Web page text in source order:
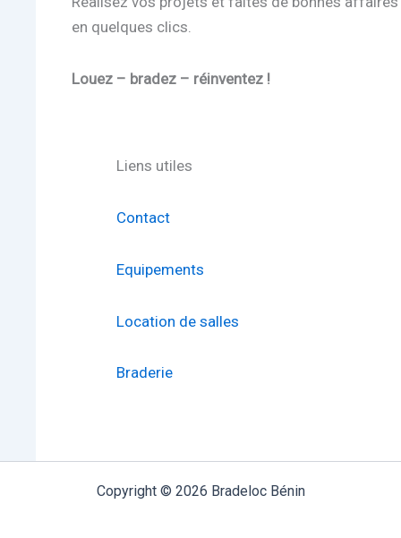
en quelques clics.
Louez – bradez – réinventez !
Liens utiles
Contact
Equipements
Location de salles
Braderie
Copyright © 2026 Bradeloc Bénin